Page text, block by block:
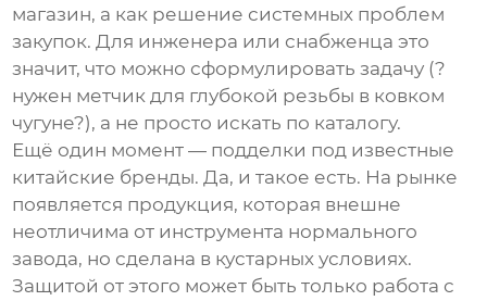
магазин, а как решение системных проблем
закупок. Для инженера или снабженца это
значит, что можно сформулировать задачу (?
нужен метчик для глубокой резьбы в ковком
чугуне?), а не просто искать по каталогу.
Ещё один момент — подделки под известные
китайские бренды. Да, и такое есть. На рынке
появляется продукция, которая внешне
неотличима от инструмента нормального
завода, но сделана в кустарных условиях.
Защитой от этого может быть только работа с